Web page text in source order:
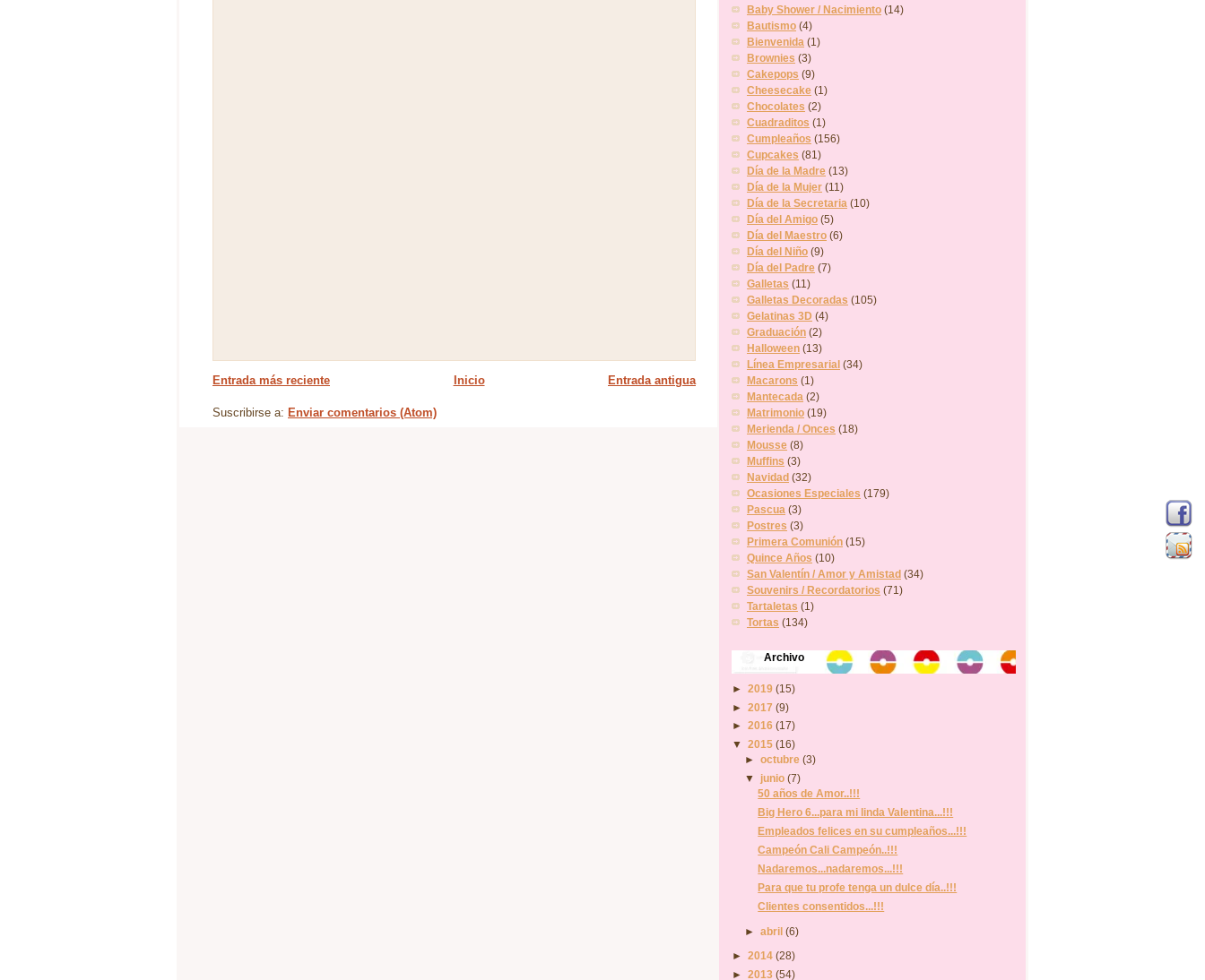
Entrada más reciente Entrada antigua
Inicio
Suscribirse a: Enviar comentarios (Atom)
Baby Shower / Nacimiento (14)
Bautismo (4)
Bienvenida (1)
Brownies (3)
Cakepops (9)
Cheesecake (1)
Chocolates (2)
Cuadraditos (1)
Cumpleaños (156)
Cupcakes (81)
Día de la Madre (13)
Día de la Mujer (11)
Día de la Secretaria (10)
Día del Amigo (5)
Día del Maestro (6)
Día del Niño (9)
Día del Padre (7)
Galletas (11)
Galletas Decoradas (105)
Gelatinas 3D (4)
Graduación (2)
Halloween (13)
Línea Empresarial (34)
Macarons (1)
Mantecada (2)
Matrimonio (19)
Merienda / Onces (18)
Mousse (8)
Muffins (3)
Navidad (32)
Ocasiones Especiales (179)
Pascua (3)
Postres (3)
Primera Comunión (15)
Quince Años (10)
San Valentín / Amor y Amistad (34)
Souvenirs / Recordatorios (71)
Tartaletas (1)
Tortas (134)
Archivo
► 2019 (15)
► 2017 (9)
► 2016 (17)
▼ 2015 (16)
►octubre(3)
▼ junio(7)
50 años de Amor..!!!
Big Hero 6...para mi linda Valentina...!!!
Empleados felices en su cumpleaños...!!!
Campeón Cali Campeón..!!!
Nadaremos...nadaremos...!!!
Para que tu profe tenga un dulce día..!!!
Clientes consentidos...!!!
►abril(6)
► 2014 (28)
► 2013 (54)